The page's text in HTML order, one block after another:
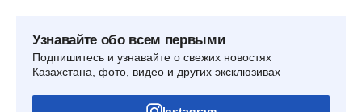
Узнавайте обо всем первыми
Подпишитесь и узнавайте о свежих новостях
Казахстана, фото, видео и других эксклюзивах